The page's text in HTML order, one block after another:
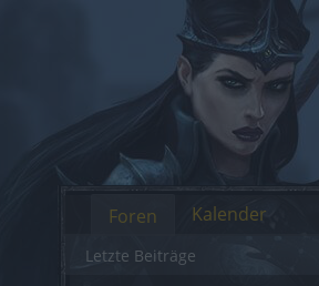
Foren
Letzte Beiträge
Kalender